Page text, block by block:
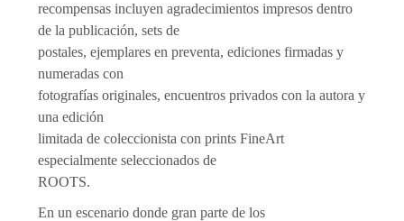
recompensas incluyen agradecimientos impresos dentro
de la publicación, sets de
postales, ejemplares en preventa, ediciones firmadas y
numeradas con
fotografías originales, encuentros privados con la autora y
una edición
limitada de coleccionista con prints FineArt
especialmente seleccionados de
ROOTS.
En un escenario donde gran parte de los